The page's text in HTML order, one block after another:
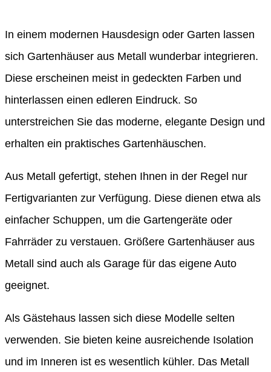
In einem modernen Hausdesign oder Garten lassen
sich Gartenhäuser aus Metall wunderbar integrieren.
Diese erscheinen meist in gedeckten Farben und
hinterlassen einen edleren Eindruck. So
unterstreichen Sie das moderne, elegante Design und
erhalten ein praktisches Gartenhäuschen.
Aus Metall gefertigt, stehen Ihnen in der Regel nur
Fertigvarianten zur Verfügung. Diese dienen etwa als
einfacher Schuppen, um die Gartengeräte oder
Fahrräder zu verstauen. Größere Gartenhäuser aus
Metall sind auch als Garage für das eigene Auto
geeignet.
Als Gästehaus lassen sich diese Modelle selten
verwenden. Sie bieten keine ausreichende Isolation
und im Inneren ist es wesentlich kühler. Das Metall